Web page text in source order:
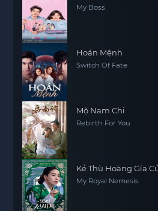
My Boss
Hoán Mệnh
Switch Of Fate
Mộ Nam Chi
Rebirth For You
Kẻ Thù Hoàng Gia
My Royal Nemesis